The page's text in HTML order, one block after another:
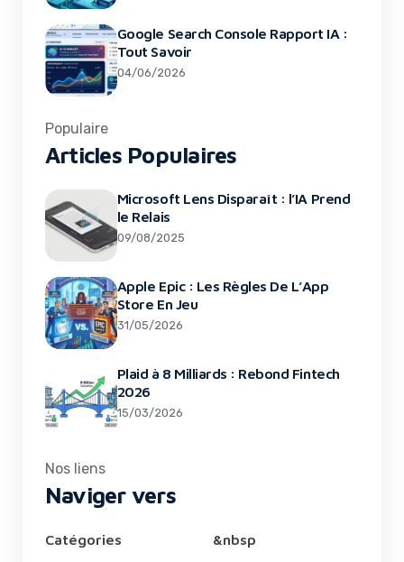
Google Search Console Rapport IA :
Tout Savoir
04/06/2026
Populaire
Articles Populaires
Microsoft Lens Disparaît : l’IA Prend
le Relais
09/08/2025
Apple Epic : Les Règles De L’App
Store En Jeu
31/05/2026
Plaid à 8 Milliards : Rebond Fintech
2026
15/03/2026
Nos liens
Naviger vers
Catégories &nbsp